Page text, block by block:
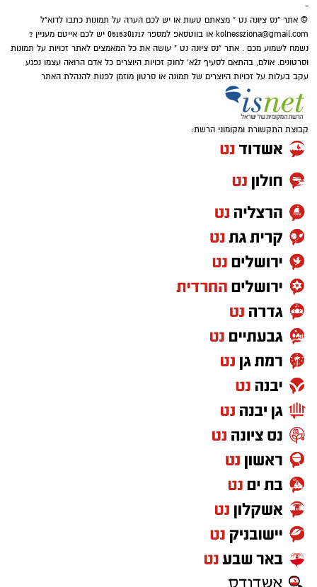
-
© אתר "נס ציונה נט " מצאתם טעות או יש לכם הערה על תמונות כתבו לדוא"ל
kolnessziona@gmail.com
או בווטסאפ למספר 0515301717 יש לכם אייטם מעניין ?
נשמח לשמוע מכם . אתר "נס ציונה נט " עושה את כל המאמצים לאתר זכויות על תמונות
וסרטונים. אולם, בהתאם לסעיף 27א' לחוק זכויות היוצרים כל אדם הרואה עצמו נפגע
עקב בעלות על זכויות היוצרים של תמונה או סרטון מוזמן לפנות להנהלת האתר
קבוצת התקשורת ומקומוני הרשת: